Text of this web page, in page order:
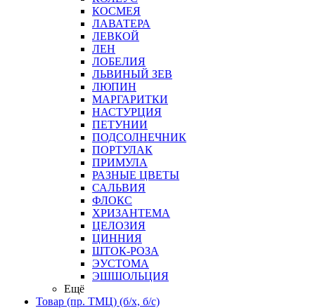
КОСМЕЯ
ЛАВАТЕРА
ЛЕВКОЙ
ЛЕН
ЛОБЕЛИЯ
ЛЬВИНЫЙ ЗЕВ
ЛЮПИН
МАРГАРИТКИ
НАСТУРЦИЯ
ПЕТУНИИ
ПОДСОЛНЕЧНИК
ПОРТУЛАК
ПРИМУЛА
РАЗНЫЕ ЦВЕТЫ
САЛЬВИЯ
ФЛОКС
ХРИЗАНТЕМА
ЦЕЛОЗИЯ
ЦИННИЯ
ШТОК-РОЗА
ЭУСТОМА
ЭШШОЛЬЦИЯ
Ещё
Товар (пр. ТМЦ) (б/х, б/с)